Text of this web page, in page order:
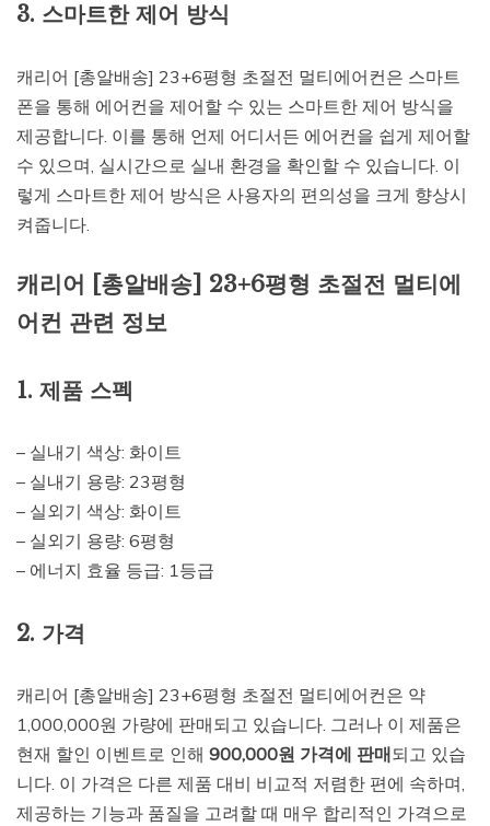
3. 스마트한 제어 방식
캐리어 [총알배송] 23+6평형 초절전 멀티에어컨은 스마트
폰을 통해 에어컨을 제어할 수 있는 스마트한 제어 방식을
제공합니다. 이를 통해 언제 어디서든 에어컨을 쉽게 제어할
수 있으며, 실시간으로 실내 환경을 확인할 수 있습니다. 이
렇게 스마트한 제어 방식은 사용자의 편의성을 크게 향상시
켜줍니다.
캐리어 [총알배송] 23+6평형 초절전 멀티에
어컨 관련 정보
1. 제품 스펙
– 실내기 색상: 화이트
– 실내기 용량: 23평형
– 실외기 색상: 화이트
– 실외기 용량: 6평형
– 에너지 효율 등급: 1등급
2. 가격
캐리어 [총알배송] 23+6평형 초절전 멀티에어컨은 약
1,000,000원 가량에 판매되고 있습니다. 그러나 이 제품은
현재 할인 이벤트로 인해 900,000원 가격에 판매되고 있습
니다. 이 가격은 다른 제품 대비 비교적 저렴한 편에 속하며,
제공하는 기능과 품질을 고려할 때 매우 합리적인 가격으로